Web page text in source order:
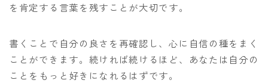
を肯定する言葉を残すことが大切です。
書くことで自分の良さを再確認し、心に自信の種をまく
ことができます。続ければ続けるほど、あなたは自分の
ことをもっと好きになれるはずです。